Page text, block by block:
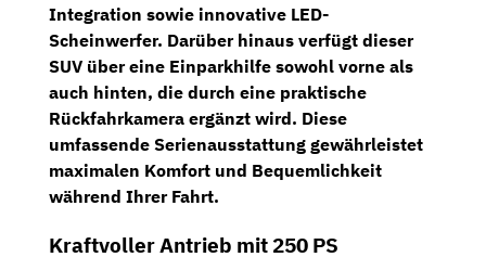
Integration sowie innovative LED-
Scheinwerfer. Darüber hinaus verfügt dieser
SUV über eine Einparkhilfe sowohl vorne als
auch hinten, die durch eine praktische
Rückfahrkamera ergänzt wird. Diese
umfassende Serienausstattung gewährleistet
maximalen Komfort und Bequemlichkeit
während Ihrer Fahrt.
Kraftvoller Antrieb mit 250 PS